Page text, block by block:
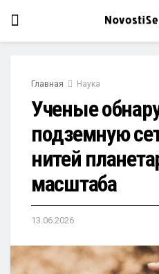
Главная Наука
Ученые
подземную
нитей
масштаба
13.06.2026